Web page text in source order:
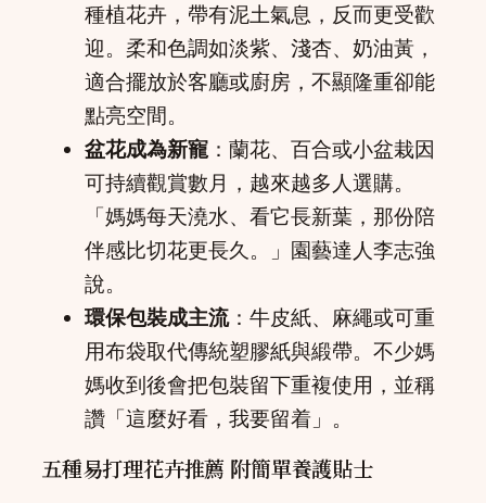
種植花卉，帶有泥土氣息，反而更受歡
迎。柔和色調如淡紫、淺杏、奶油黃，
適合擺放於客廳或廚房，不顯隆重卻能
點亮空間。
盆花成為新寵 ：蘭花、百合或小盆栽因
可持續觀賞數月，越來越多人選購。
「媽媽每天澆水、看它長新葉，那份陪
伴感比切花更長久。」園藝達人李志強
說。
環保包裝成主流：牛皮紙、麻繩或可重
用布袋取代傳統塑膠紙與緞帶。不少媽
媽收到後會把包裝留下重複使用，並稱
讚「這麼好看，我要留着」。
五種易打理花卉推薦 附簡單養護貼士